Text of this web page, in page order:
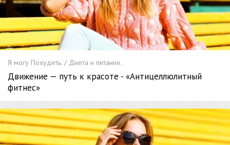
Я могу Похудеть. / Диета и питание.
Движение — путь к красоте - «Антицеллюлитный
фитнес»